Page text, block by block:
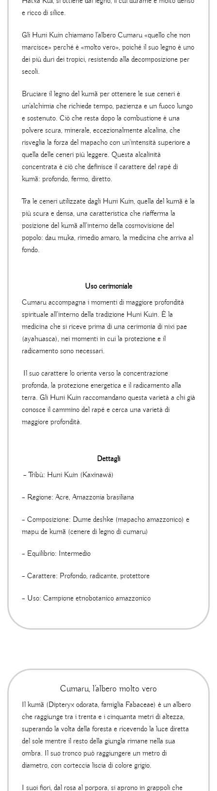
e ricco di silice.
Gli Huni Kuin chiamano l’albero Cumaru «quello che non
marcisce» perché è «molto vero», poiché il suo legno è uno
dei più duri dei tropici, resistendo alla decomposizione per
secoli.
Bruciare il legno del kumã per ottenere le sue ceneri è
un’alchimia che richiede tempo, pazienza e un fuoco lungo
e sostenuto. Ciò che resta dopo la combustione è una
polvere scura, minerale, eccezionalmente alcalina, che
risveglia la forza del mapacho con un’intensità superiore a
quella delle ceneri più leggere. Questa alcalinità
concentrata è ciò che definisce il carattere del rapé di
kumã: profondo, fermo, diretto.
Tra le ceneri utilizzate dagli Huni Kuin, quella del kumã è la
più scura e densa, una caratteristica che riafferma la
posizione del kumã all’interno della cosmovisione del
popolo: dau muka, rimedio amaro, la medicina che arriva al
fondo.
Uso cerimoniale
Cumaru accompagna i momenti di maggiore profondità
spirituale all’interno della tradizione Huni Kuin. È la
medicina che si riceve prima di una cerimonia di nixi pae
(ayahuasca), nei momenti in cui la protezione e il
radicamento sono necessari.
Il suo carattere lo orienta verso la concentrazione
profonda, la protezione energetica e il radicamento alla
terra. Gli Huni Kuin raccomandano questa varietà a chi già
conosce il cammino del rapé e cerca una varietà di
maggiore profondità.
Dettagli
– Tribù: Huni Kuin (Kaxinawá)
– Regione: Acre, Amazzonia brasiliana
– Composizione: Dume deshke (mapacho amazzonico) e
mapu de kumã (cenere di legno di cumaru)
– Equilibrio: Intermedio
– Carattere: Profondo, radicante, protettore
– Uso: Campione etnobotanico amazzonico
Cumaru, l’albero molto vero
Il kumã (Dipteryx odorata, famiglia Fabaceae) è un albero
che raggiunge tra i trenta e i cinquanta metri di altezza,
superando la volta della foresta e ricevendo la luce diretta
del sole mentre il resto della giungla rimane nella sua
ombra. Il suo tronco può raggiungere un metro di
diametro, con corteccia liscia di colore grigio.
I suoi fiori, dal rosa al porpora, si aprono in grappoli che